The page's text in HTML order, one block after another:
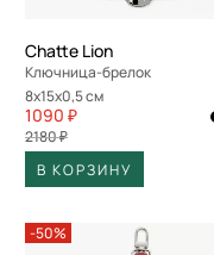
Chatte Lion
Ключница-брелок
8x15x0,5 см
1090 ₽
2180 ₽
В КОРЗИНУ
-50%